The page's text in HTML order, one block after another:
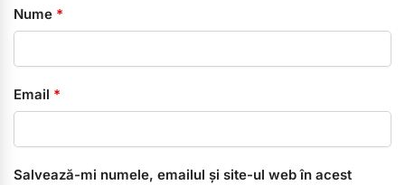
Nume *
Email *
Salvează-mi numele, emailul și site-ul web în acest